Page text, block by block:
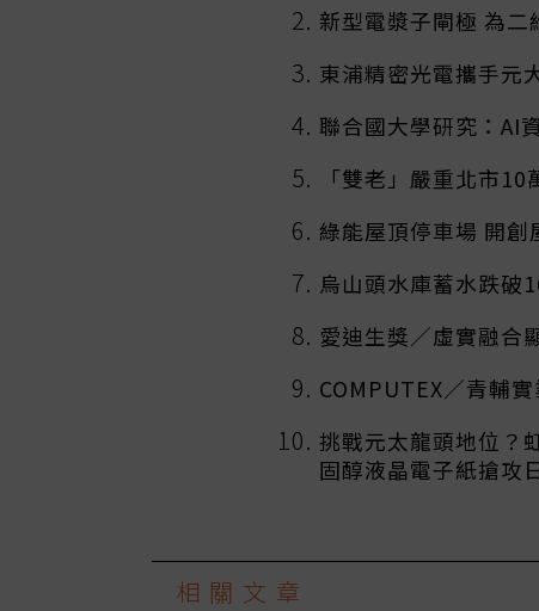
新型電漿子閘極 為
東浦精密光電攜手元
聯合國大學研究：AI
「雙老」嚴重北市
綠能屋頂停車場 開創
烏山頭水庫蓄水跌破
愛迪生獎／虛實融合
COMPUTEX／青輔
挑戰元太龍頭地位？
固醇液晶電子紙搶攻
相關文章